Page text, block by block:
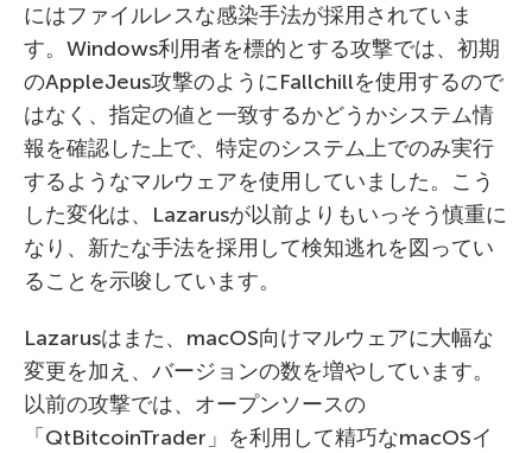
にはファイルレスな感染手法が採用されていま
す。Windows利用者を標的とする攻撃では、初期
のAppleJeus攻撃のようにFallchillを使用するので
はなく、指定の値と一致するかどうかシステム情
報を確認した上で、特定のシステム上でのみ実行
するようなマルウェアを使用していました。こう
した変化は、Lazarusが以前よりもいっそう慎重に
なり、新たな手法を採用して検知逃れを図ってい
ることを示唆しています。
Lazarusはまた、macOS向けマルウェアに大幅な
変更を加え、バージョンの数を増やしています。
以前の攻撃では、オープンソースの
「QtBitcoinTrader」を利用して精巧なmacOSイ